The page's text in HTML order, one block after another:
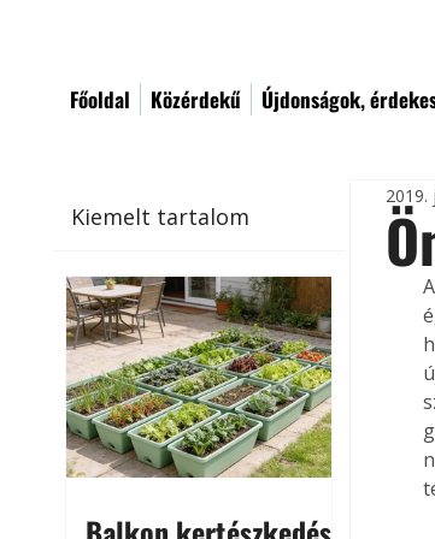
Főoldal Közérdekű Újdonságok,
Kiemelt tartalom
2019.